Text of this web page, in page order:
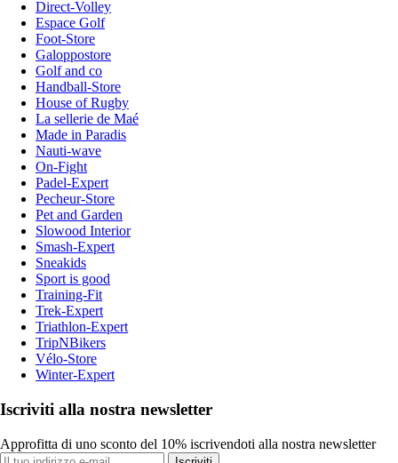
Direct-Volley
Espace Golf
Foot-Store
Galoppostore
Golf and co
Handball-Store
House of Rugby
La sellerie de Maé
Made in Paradis
Nauti-wave
On-Fight
Padel-Expert
Pecheur-Store
Pet and Garden
Slowood Interior
Smash-Expert
Sneakids
Sport is good
Training-Fit
Trek-Expert
Triathlon-Expert
TripNBikers
Vélo-Store
Winter-Expert
Iscriviti alla nostra newsletter
Approfitta di uno sconto del 10% iscrivendoti alla nostra newsletter